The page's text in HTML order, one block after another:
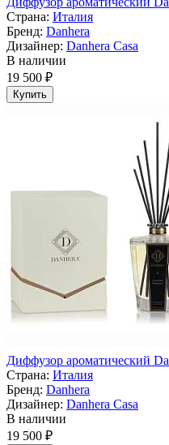
Страна: Италия
Бренд: Danhera
Дизайнер: Danhera Casa
В наличии
19 500 ₽
Купить
Диффузор ароматический
Страна: Италия
Бренд: Danhera
Дизайнер: Danhera Casa
В наличии
19 500 ₽